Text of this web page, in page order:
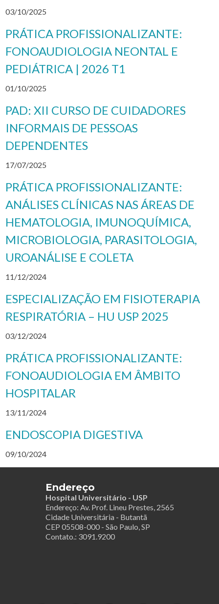
03/10/2025
PRÁTICA PROFISSIONALIZANTE:
FONOAUDIOLOGIA NEONTAL E
PEDIÁTRICA | 2026 T1
01/10/2025
PAD: XII CURSO DE CUIDADORES
INFORMAIS DE PESSOAS
DEPENDENTES
17/07/2025
PRÁTICA PROFISSIONALIZANTE:
ANÁLISES CLÍNICAS NAS ÁREAS DE
HEMATOLOGIA, IMUNOQUÍMICA,
MICROBIOLOGIA, PARASITOLOGIA,
UROANÁLISE E COLETA
11/12/2024
ESPECIALIZAÇÃO EM FISIOTERAPIA
RESPIRATÓRIA – HU USP 2025
03/12/2024
PRÁTICA PROFISSIONALIZANTE:
FONOAUDIOLOGIA EM ÂMBITO
HOSPITALAR
13/11/2024
ENDOSCOPIA DIGESTIVA
09/10/2024
Endereço
Hospital Universitário - USP
Endereço: Av. Prof. Lineu Prestes, 2565
Cidade Universitária - Butantã
CEP 05508-000 - São Paulo, SP
Contato.: 3091.9200